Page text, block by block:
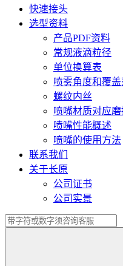
快速接头
选型资料
产品PDF资料
常规液滴粒径
单位换算表
喷雾角度和覆盖
螺纹内丝
喷嘴材质对应
喷嘴性能概述
喷嘴的使用方法
联系我们
关于长原
公司证书
公司实景